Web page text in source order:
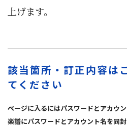
上げます。
該当箇所・訂正内容は
てください
ページに入るにはパスワードとアカウン
楽譜にパスワードとアカウント名を同封